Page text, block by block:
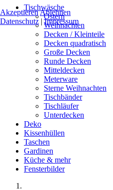
Tischwäsche
Ostern
Weihnachten
Decken / Kleinteile
Decken quadratisch
Große Decken
Runde Decken
Mitteldecken
Meterware
Sterne Weihnachten
Tischbänder
Tischläufer
Unterdecken
Deko
Kissenhüllen
Taschen
Gardinen
Küche & mehr
Fensterbilder
AkzeptierenAblehnen
Datenschutz |Impressum